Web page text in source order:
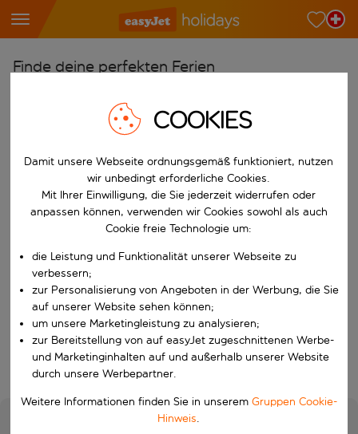
Finde deine perfekten Ferien
Wähle deine Flughäfen
Beginne mit der Eingabe für die automatische
Reiseziele finden
Nach
W&auml;hle ein Ab- und R&uuml;ckflugdatum aus.
Wähle deine Reisedaten
Wann
Wer
Suchen
COOKIES
Damit unsere Webseite ordnungsgemäß funktioniert, nutzen
wir unbedingt erforderliche Cookies.
Mit Ihrer Einwilligung, die Sie jederzeit widerrufen oder
anpassen können, verwenden wir Cookies sowohl als auch
Cookie freie Technologie um:
die Leistung und Funktionalität unserer Webseite zu
verbessern;
zur Personalisierung von Angeboten in der Werbung, die Sie
auf unserer Website sehen können;
um unsere Marketingleistung zu analysieren;
zur Bereitstellung von auf easyJet zugeschnittenen Werbe-
und Marketinginhalten auf und außerhalb unserer Website
durch unsere Werbepartner.
Weitere Informationen finden Sie in unserem Gruppen Cookie-
Hinweis.